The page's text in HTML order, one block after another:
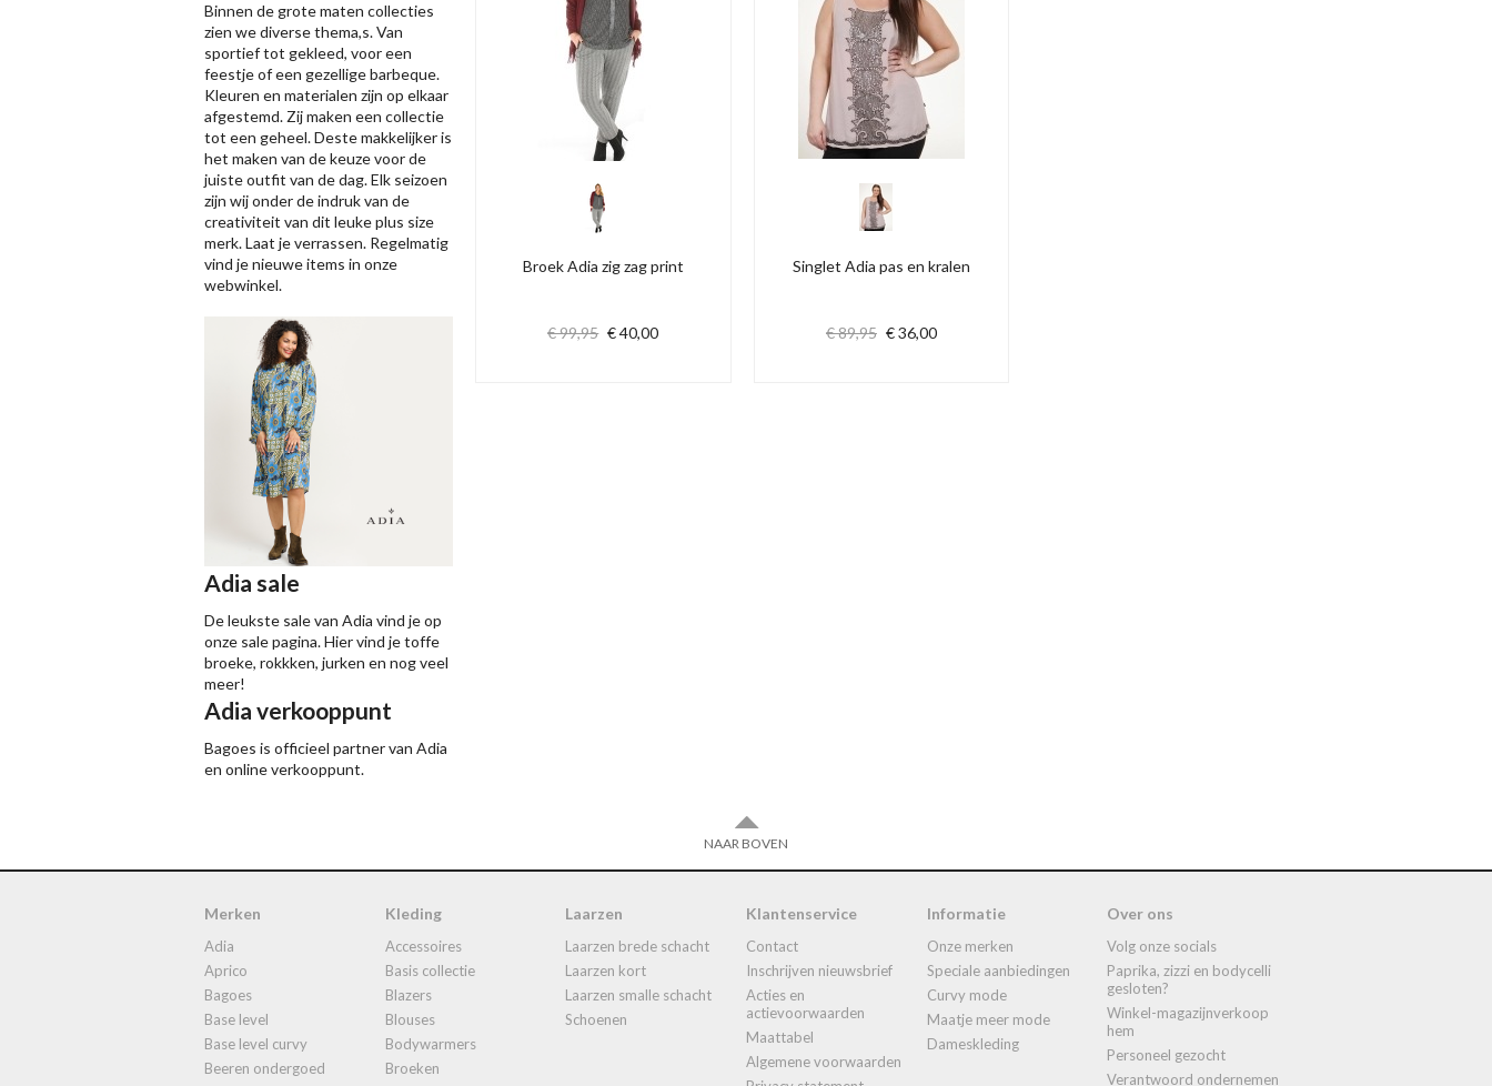
Broek Adia zig zag print
€ 99,95 € 40,00
Singlet Adia pas en kralen
€ 89,95 € 36,00
Binnen de grote maten collecties
zien we diverse thema,s. Van
sportief tot gekleed, voor een
feestje of een gezellige barbeque.
Kleuren en materialen zijn op elkaar
afgestemd. Zij maken een collectie
tot een geheel. Deste makkelijker is
het maken van de keuze voor de
juiste outfit van de dag. Elk seizoen
zijn wij onder de indruk van de
creativiteit van dit leuke plus size
merk. Laat je verrassen. Regelmatig
vind je nieuwe items in onze
webwinkel.
Adia sale
De leukste sale van Adia vind je op
onze sale pagina. Hier vind je toffe
broeke, rokkken, jurken en nog veel
meer!
Adia verkooppunt
Bagoes is officieel partner van Adia
en online verkooppunt.
NAAR BOVEN
Merken
adia
aprico
bagoes
base level
base level curvy
beeren ondergoed
Kleding
accessoires
basis collectie
blazers
blouses
bodywarmers
broeken
Laarzen
laarzen brede schacht
laarzen kort
laarzen smalle schacht
schoenen
Klantenservice
contact
inschrijven nieuwsbrief
acties en
actievoorwaarden
maattabel
algemene voorwaarden
Informatie
onze merken
speciale aanbiedingen
curvy mode
maatje meer mode
dameskleding
Over ons
volg onze socials
paprika, zizzi en bodycelli
gesloten?
winkel-magazijnverkoop
hem
personeel gezocht
verantwoord ondernemen